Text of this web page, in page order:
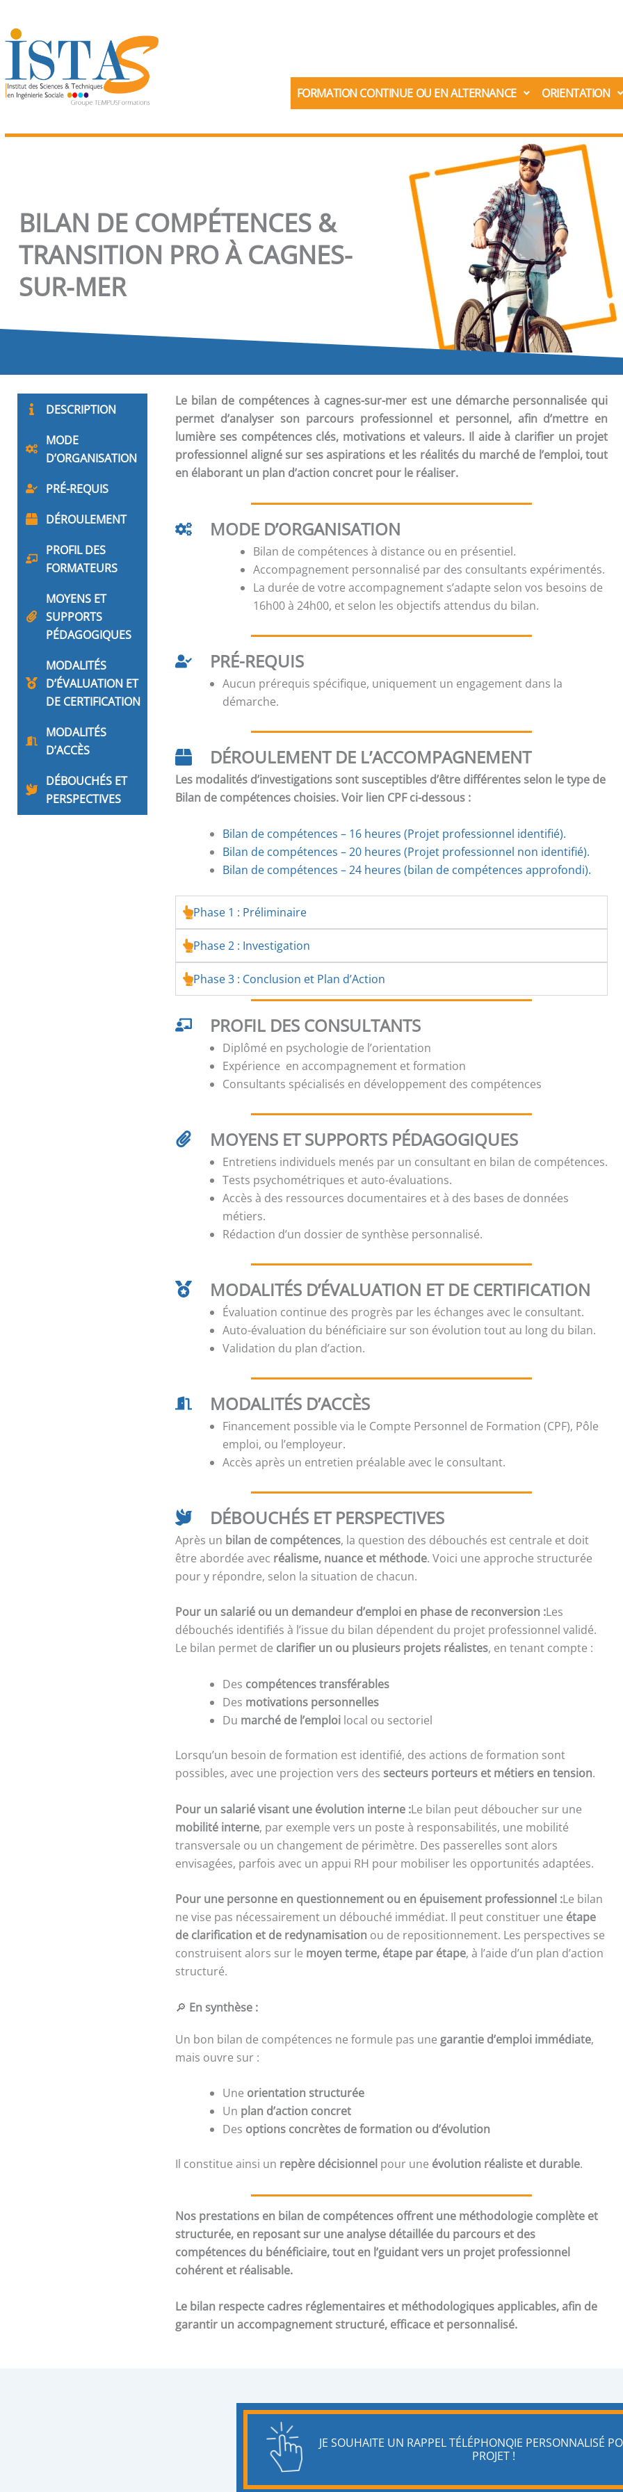
au
contenu
FORMATION CONTINUE OU EN ALTERNANCE ORIENTATION
BILAN DE COMPÉTENCES &
TRANSITION PRO À CAGNES-
SUR-MER
DESCRIPTION
MODE
D’ORGANISATION
PRÉ-REQUIS
DÉROULEMENT
PROFIL DES
FORMATEURS
MOYENS ET
SUPPORTS
PÉDAGOGIQUES
MODALITÉS
D’ÉVALUATION ET
DE CERTIFICATION
MODALITÉS
D’ACCÈS
DÉBOUCHÉS ET
PERSPECTIVES
Le bilan de compétences à cagnes-sur-mer est une démarche personnalisée qui
permet d’analyser son parcours professionnel et personnel, afin d’mettre en
lumière ses compétences clés, motivations et valeurs. Il aide à clarifier un projet
professionnel aligné sur ses aspirations et les réalités du marché de l’emploi, tout
en élaborant un plan d’action concret pour le réaliser.
MODE D’ORGANISATION
Bilan de compétences à distance ou en présentiel.
Accompagnement personnalisé par des consultants expérimentés.
La durée de votre accompagnement s’adapte selon vos besoins de
16h00 à 24h00, et selon les objectifs attendus du bilan.
PRÉ-REQUIS
Aucun prérequis spécifique, uniquement un engagement dans la
démarche.
DÉROULEMENT DE L’ACCOMPAGNEMENT
Les modalités d’investigations sont susceptibles d’être différentes selon le type de
Bilan de compétences choisies. Voir lien CPF ci-dessous :
Bilan de compétences – 16 heures (Projet professionnel identifié).
Bilan de compétences –20 heures (Projet professionnel non identifié).
Bilan de compétences – 24 heures (bilan de compétences approfondi).
Phase 1 : Préliminaire
Phase 2 : Investigation
Phase 3 : Conclusion et Plan d’Action
PROFIL DES CONSULTANTS
Diplômé en psychologie de l’orientation
Expérience en accompagnement et formation
Consultants spécialisés en développement des compétences
MOYENS ET SUPPORTS PÉDAGOGIQUES
Entretiens individuels menés par un consultant en bilan de compétences.
Tests psychométriques et auto-évaluations.
Accès à des ressources documentaires et à des bases de données
métiers.
Rédaction d’un dossier de synthèse personnalisé.
MODALITÉS D’ÉVALUATION ET DE CERTIFICATION
Évaluation continue des progrès par les échanges avec le consultant.
Auto-évaluation du bénéficiaire sur son évolution tout au long du bilan.
Validation du plan d’action.
MODALITÉS D’ACCÈS
Financement possible via le Compte Personnel de Formation (CPF), Pôle
emploi, ou l’employeur.
Accès après un entretien préalable avec le consultant.
DÉBOUCHÉS ET PERSPECTIVES
Après un bilan de compétences, la question des débouchés est centrale et doit
être abordée avec réalisme, nuance et méthode. Voici une approche structurée
pour y répondre, selon la situation de chacun.
Pour un salarié ou un demandeur d’emploi en phase de reconversion :Les
débouchés identifiés à l’issue du bilan dépendent du projet professionnel validé.
Le bilan permet de clarifier un ou plusieurs projets réalistes, en tenant compte :
Des compétences transférables
Des motivations personnelles
Du marché de l’emploi local ou sectoriel
Lorsqu’un besoin de formation est identifié, des actions de formation sont
possibles, avec une projection vers dessecteurs porteurs et métiers en tension.
Pour un salarié visant une évolution interne :Le bilan peut déboucher sur une
mobilité interne, par exemple vers un poste à responsabilités, une mobilité
transversale ou un changement de périmètre. Des passerelles sont alors
envisagées, parfois avec un appui RH pour mobiliser les opportunités adaptées.
Pour une personne en questionnement ou en épuisement professionnel :Le bilan
ne vise pas nécessairement un débouché immédiat. Il peut constituer une étape
de clarification et de redynamisation ou de repositionnement. Les perspectives se
construisent alors sur le moyen terme, étape par étape, à l’aide d’un plan d’action
structuré.
🔎 En synthèse :
Un bon bilan de compétences ne formule pas une garantie d’emploi immédiate,
mais ouvre sur :
Une orientation structurée
Un plan d’action concret
Des options concrètes de formation ou d’évolution
Il constitue ainsi un repère décisionnel pour une évolution réaliste et durable.
Nos prestations en bilan de compétences offrent une méthodologie complète et
structurée, en reposant sur une analyse détaillée du parcours et des
compétences du bénéficiaire, tout en l’guidant vers un projet professionnel
cohérent et réalisable.
Le bilan respecte cadres réglementaires et méthodologiques applicables, afin de
garantir un accompagnement structuré, efficace et personnalisé.
JE SOUHAITE UN RAPPEL TÉLÉPHONQIE PERSONNALISÉ
PROJET !